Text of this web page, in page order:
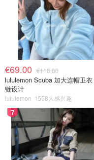
€69.00 €118.00
lululemon Scuba 加大连帽卫
链设计
lululemon 1558人感兴趣
7